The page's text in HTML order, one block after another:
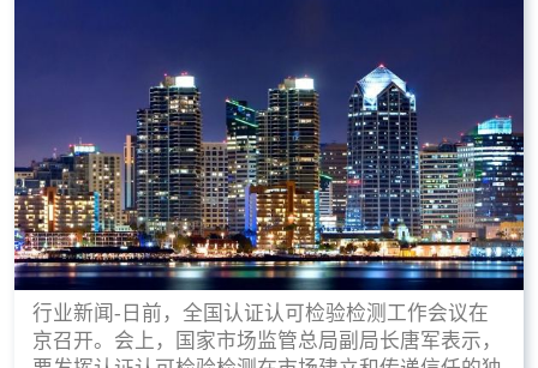
行业新闻-日前，全国认证认可检验检测工作会议在
京召开。会上，国家市场监管总局副局长唐军表示，